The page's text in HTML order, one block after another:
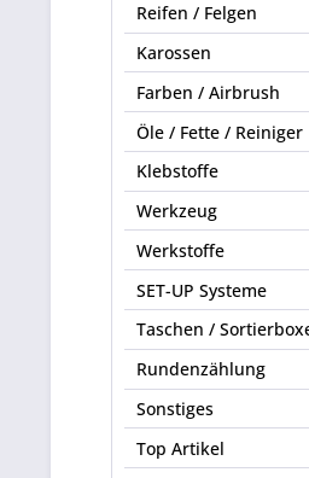
Reifen / Felgen
Karossen
Farben / Airbrush
Öle / Fette / Reiniger
Klebstoffe
Werkzeug
Werkstoffe
SET-UP Systeme
Taschen /
Rundenzählung
Sonstiges
Top Artikel